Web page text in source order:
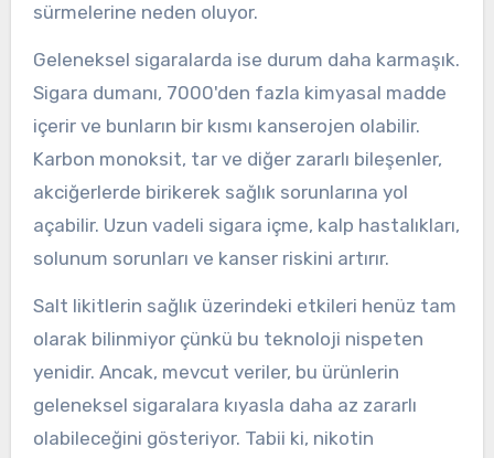
sürmelerine neden oluyor.
Geleneksel sigaralarda ise durum daha karmaşık.
Sigara dumanı, 7000'den fazla kimyasal madde
içerir ve bunların bir kısmı kanserojen olabilir.
Karbon monoksit, tar ve diğer zararlı bileşenler,
akciğerlerde birikerek sağlık sorunlarına yol
açabilir. Uzun vadeli sigara içme, kalp hastalıkları,
solunum sorunları ve kanser riskini artırır.
Salt likitlerin sağlık üzerindeki etkileri henüz tam
olarak bilinmiyor çünkü bu teknoloji nispeten
yenidir. Ancak, mevcut veriler, bu ürünlerin
geleneksel sigaralara kıyasla daha az zararlı
olabileceğini gösteriyor. Tabii ki, nikotin